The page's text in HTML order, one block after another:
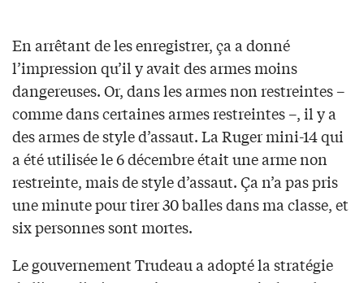
En arrêtant de les enregistrer, ça a donné
l’impression qu’il y avait des armes moins
dangereuses. Or, dans les armes non restreintes –
comme dans certaines armes restreintes –, il y a
des armes de style d’assaut. La Ruger mini-14 qui
a été utilisée le 6 décembre était une arme non
restreinte, mais de style d’assaut. Ça n’a pas pris
une minute pour tirer 30 balles dans ma classe, et
six personnes sont mortes.
Le gouvernement Trudeau a adopté la stratégie